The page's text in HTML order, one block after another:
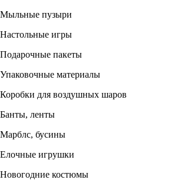
Мыльные пузыри
Настольные игры
Подарочные пакеты
Упаковочные материалы
Коробки для воздушных шаров
Банты, ленты
Марблс, бусины
Елочные игрушки
Новогодние костюмы